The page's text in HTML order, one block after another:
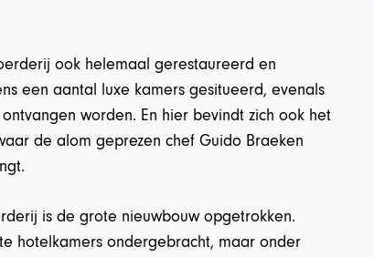
ook helemaal gerestaureerd en
een aantal luxe kamers gesitueerd, evenals
worden. En hier bevindt zich ook het
de alom geprezen chef Guido Braeken
is de grote nieuwbouw opgetrokken.
hotelkamers ondergebracht, maar onder